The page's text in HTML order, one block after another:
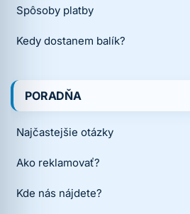
Spôsoby platby
Kedy dostanem balík?
PORADŇA
Najčastejšie otázky
Ako reklamovať?
Kde nás nájdete?